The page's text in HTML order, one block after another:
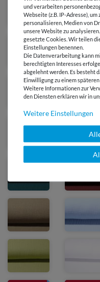
und verarbeiten
Webseite (z.B. IP-Adresse), um
personalisieren, Medien von
unsere Website zu
gesetzte Cookies. Wir teilen
Einstellungen benennen.
Die Datenverarbeitung kann
berechtigten Interesses
abgelehnt werden. Es besteht
Einwilligung zu einem
Weitere Informationen zur
den Diensten erklären wir in
Weitere Einstellungen